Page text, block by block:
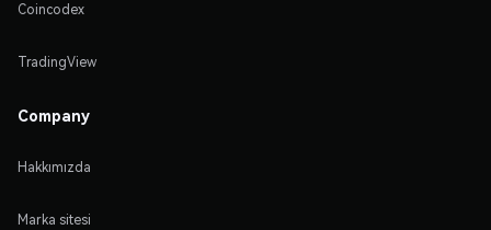
Coincodex
TradingView
Company
Hakkımızda
Marka sitesi